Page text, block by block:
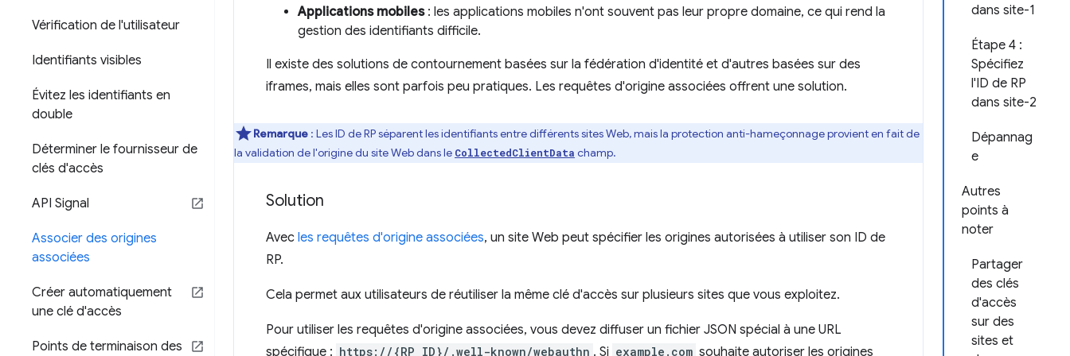
Vérification de l'utilisateur
Identifiants visibles
Évitez les identifiants en
double
Déterminer le fournisseur de
clés d'accès
API Signal
Associer des origines
associées
Créer automatiquement
une clé d'accès
Points de terminaison des
dans site-1
Étape 4 :
Spécifiez
l'ID de RP
dans site-2
Dépannag
e
Autres
points à
noter
Partager
des clés
d'accès
sur des
sites et
Applications mobiles: les applications mobiles n'ont souvent pas leur propre domaine, ce qui rend la
gestion des identifiants difficile.
Il existe des solutions de contournement basées sur la fédération d'identité et d'autres basées sur des
iframes, mais elles sont parfois peu pratiques. Les requêtes d'origine associées offrent une solution.
Remarque : Les ID de RP séparent les identifiants entre différents sites Web, mais la protection anti-hameçonnage provient en fait de
la validation de l'origine du site Web dans le CollectedClientData champ.
Solution
Avec les requêtes d'origine associées, un site Web peut spécifier les origines autorisées à utiliser son ID de
RP.
Cela permet aux utilisateurs de réutiliser la même clé d'accès sur plusieurs sites que vous exploitez.
Pour utiliser les requêtes d'origine associées, vous devez diffuser un fichier JSON spécial à une URL
spécifique : https://{RP ID}/.well-known/webauthn . Si example.com souhaite autoriser les origines